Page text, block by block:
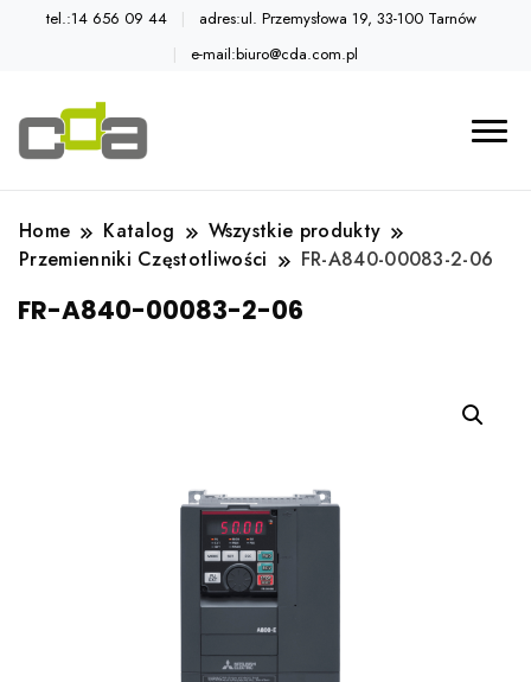
tel.:14 656 09 44
adres:ul. Przemysłowa 19, 33-100 Tarnów
e-mail:biuro@cda.com.pl
Home Katalog
Wszystkie produkty
Przemienniki Częstotliwości
FR-A840-00083-2-06
FR-A840-00083-2-06